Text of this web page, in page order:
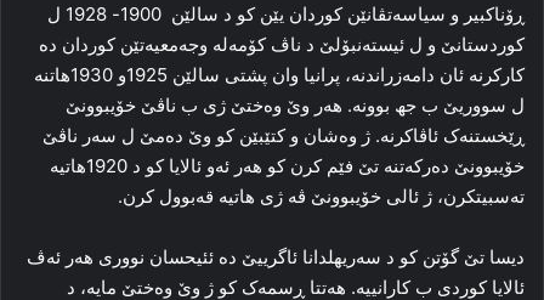
ڕۆناکبیر و سیاسه‌تڤانێن کوردان یێن کو د سالێن 1900- 1928 ل
کوردستانێ و ل ئیسته‌نبۆلێ د ناڤ کۆمه‌له‌ وجه‌معیه‌تێن کوردان ده‌
کارکرنه‌ ئان دامه‌زراندنه‌، پرانیا وان پشتی سالێن 1925و 1930هاتنه‌
ل سووریێ ب جھ بوونه‌. هه‌ر وێ وه‌ختێ ژی ب ناڤێ خۆیبوونێ
ڕێخستنه‌ک ئاڤاکرنه‌. ژ وه‌شان و کتێبێن کو وێ ده‌مێ ل سه‌ر ناڤێ
خۆیبوونێ ده‌رکه‌تنه‌ تێ فێم کرن کو هه‌ر ئه‌و ئالایا کو د 1920هاتیه‌
ته‌سبیتکرن، ژ ئالی خۆیبوونێ ڤه‌ ژی هاتیه‌ قه‌بوول کرن.
دیسا تێ گۆتن کو د سه‌ریهلدانا ئاگرییێ ده‌ ئئیحسان نووری هه‌ر ئه‌ڤ
ئالایا کوردی ب کارانییه‌. هه‌تتا ڕسمه‌ک کو ژ وێ وه‌ختێ مایه‌، د